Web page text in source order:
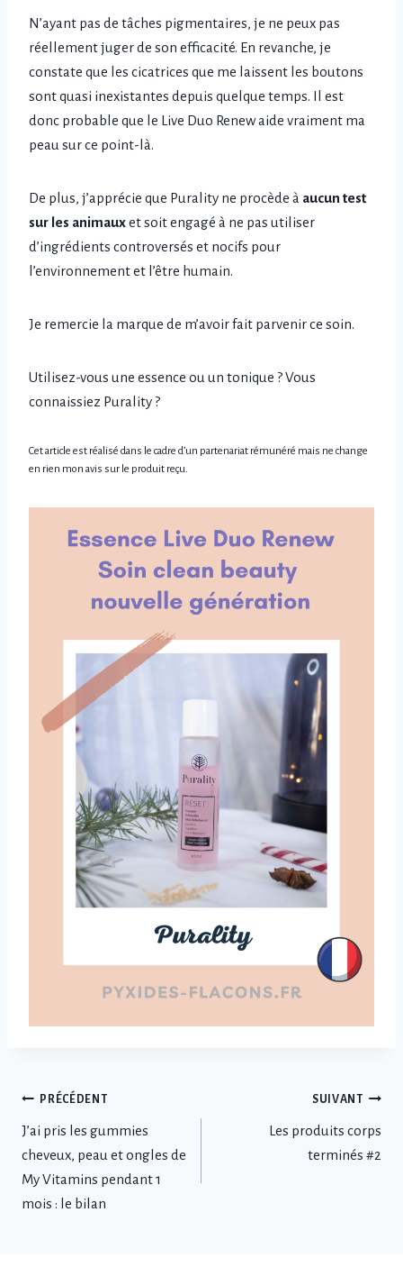
N’ayant pas de tâches pigmentaires, je ne peux pas
réellement juger de son efficacité. En revanche, je
constate que les cicatrices que me laissent les boutons
sont quasi inexistantes depuis quelque temps. Il est
donc probable que le Live Duo Renew aide vraiment ma
peau sur ce point-là.
De plus, j’apprécie que Purality ne procède à aucun test
sur les animauxet soit engagé à ne pas utiliser
d’ingrédients controversés et nocifs pour
l’environnement et l’être humain.
Je remercie la marque de m’avoir fait parvenir ce soin.
Utilisez-vous une essence ou un tonique ? Vous
connaissiez Purality ?
Cet article est réalisé dans le cadre d’un partenariat rémunéré mais ne change
en rien mon avis sur le produit reçu.
Navigation
de
l’article
PRÉCÉDENT
J’ai pris les gummies
cheveux, peau et ongles de
My Vitamins pendant 1
mois : le bilan
SUIVANT
Les produits corps
terminés #2